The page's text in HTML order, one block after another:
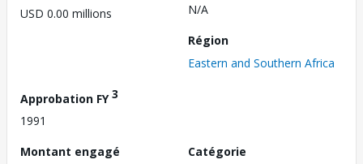
USD 0.00 millions
N/A
Région
Eastern and Southern Africa
Approbation FY3
1991
Montant engagé
Catégorie